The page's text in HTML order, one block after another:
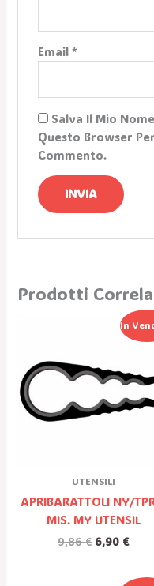
Email *
Salva Il Mio
Questo Browser
Commento.
Prodotti
In
UTENSILI
APRIBARATTOLI NY/
MIS. MY UTENSIL
9,86€
Prezzo
9,86 €.
6,90 €
Il
6,90